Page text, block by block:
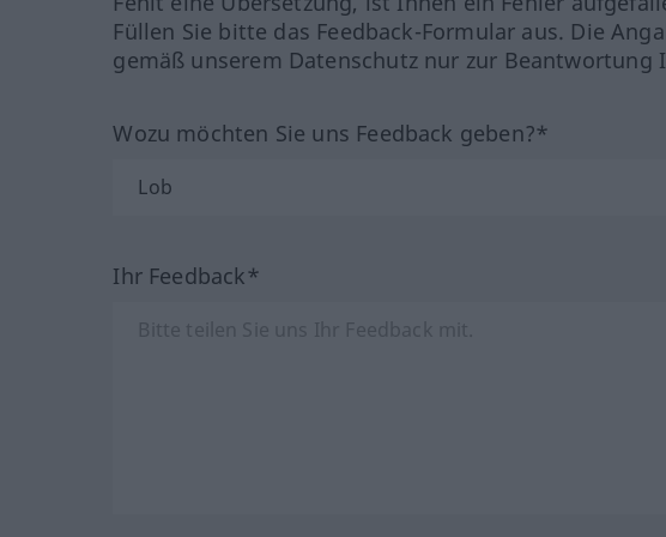
Füllen Sie bitte das Feedback-Formular aus. Die
gemäß unserem Datenschutz nur zur Beantwortung
Wozu möchten Sie uns Feedback geben?*
Ihr Feedback*